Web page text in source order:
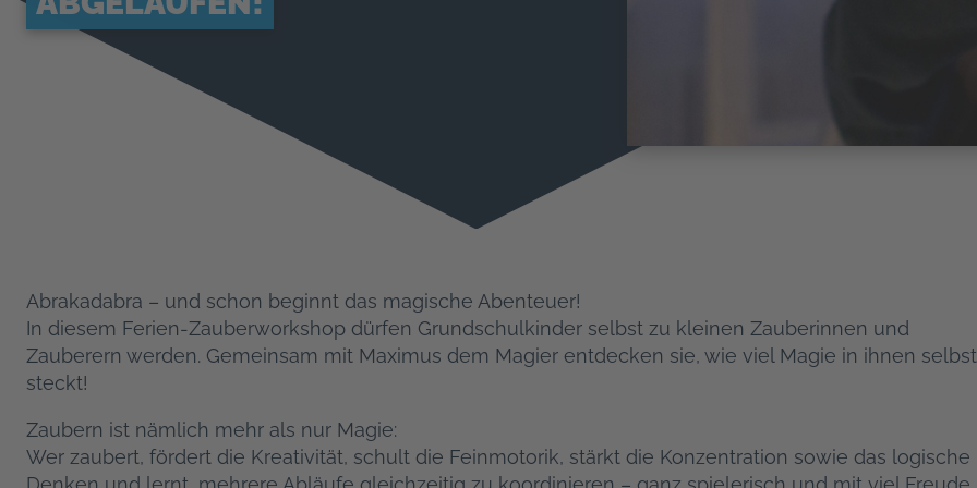
Abrakadabra – und schon beginnt das magische Abenteuer!
In diesem Ferien-Zauberworkshop dürfen Grundschulkinder selbst zu kleinen Zauberinnen und
Zauberern werden. Gemeinsam mit Maximus dem Magier entdecken sie, wie viel Magie in ihnen selbst
steckt!
Zaubern ist nämlich mehr als nur Magie:
Wer zaubert, fördert die Kreativität, schult die Feinmotorik, stärkt die Konzentration sowie das logische